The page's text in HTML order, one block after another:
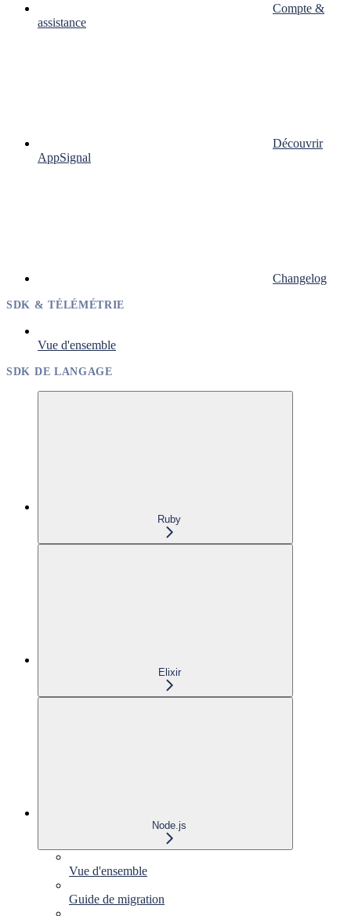
Compte &
assistance
Découvrir
AppSignal
Changelog
SDK & TÉLÉMÉTRIE
Vue d'ensemble
SDK DE LANGAGE
Ruby
Elixir
Node.js
Vue d'ensemble
Guide de migration